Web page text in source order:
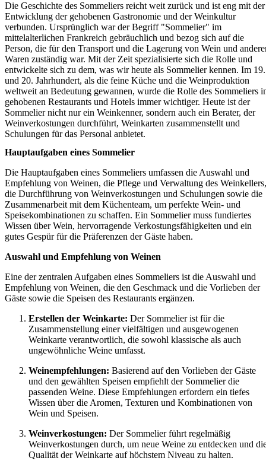
Die Geschichte des Sommeliers reicht weit zurück und ist eng mit der
Entwicklung der gehobenen Gastronomie und der Weinkultur
verbunden. Ursprünglich war der Begriff "Sommelier" im
mittelalterlichen Frankreich gebräuchlich und bezog sich auf die
Person, die für den Transport und die Lagerung von Wein und
Waren zuständig war. Mit der Zeit spezialisierte sich die Rolle und
entwickelte sich zu dem, was wir heute als Sommelier kennen. Im 19.
und 20. Jahrhundert, als die feine Küche und die Weinproduktion
weltweit an Bedeutung gewannen, wurde die Rolle des Sommeliers
gehobenen Restaurants und Hotels immer wichtiger. Heute ist der
Sommelier nicht nur ein Weinkenner, sondern auch ein Berater, der
Weinverkostungen durchführt, Weinkarten zusammenstellt und
Schulungen für das Personal anbietet.
Hauptaufgaben eines Sommelier
Die Hauptaufgaben eines Sommeliers umfassen die Auswahl und
Empfehlung von Weinen, die Pflege und Verwaltung des Weinkellers,
die Durchführung von Weinverkostungen und Schulungen sowie die
Zusammenarbeit mit dem Küchenteam, um perfekte Wein- und
Speisekombinationen zu schaffen. Ein Sommelier muss fundiertes
Wissen über Wein, hervorragende Verkostungsfähigkeiten und ein
gutes Gespür für die Präferenzen der Gäste haben.
Auswahl und Empfehlung von Weinen
Eine der zentralen Aufgaben eines Sommeliers ist die Auswahl und
Empfehlung von Weinen, die den Geschmack und die Vorlieben der
Gäste sowie die Speisen des Restaurants ergänzen.
Erstellen der Weinkarte: Der Sommelier ist für die
Zusammenstellung einer vielfältigen und ausgewogenen
Weinkarte verantwortlich, die sowohl klassische als auch
ungewöhnliche Weine umfasst.
Weinempfehlungen: Basierend auf den Vorlieben der Gäste
und den gewählten Speisen empfiehlt der Sommelier die
passenden Weine. Diese Empfehlungen erfordern ein tiefes
Wissen über die Aromen, Texturen und Kombinationen von
Wein und Speisen.
Weinverkostungen: Der Sommelier führt regelmäßig
Weinverkostungen durch, um neue Weine zu entdecken und
Qualität der Weinkarte auf höchstem Niveau zu halten.